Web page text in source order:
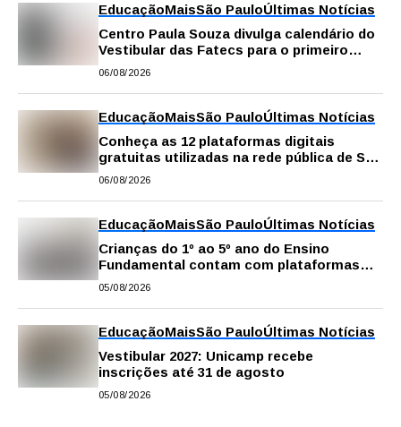
EducaçãoMaisSão PauloÚltimas Notícias
Centro Paula Souza divulga calendário do
Vestibular das Fatecs para o primeiro
semestre de 2027
06/08/2026
EducaçãoMaisSão PauloÚltimas Notícias
Conheça as 12 plataformas digitais
gratuitas utilizadas na rede pública de SP
para reforçar a aprendizagem
06/08/2026
EducaçãoMaisSão PauloÚltimas Notícias
Crianças do 1º ao 5º ano do Ensino
Fundamental contam com plataformas
digitais para apoiar estudos na escola e
05/08/2026
EducaçãoMaisSão PauloÚltimas Notícias
Vestibular 2027: Unicamp recebe
inscrições até 31 de agosto
05/08/2026